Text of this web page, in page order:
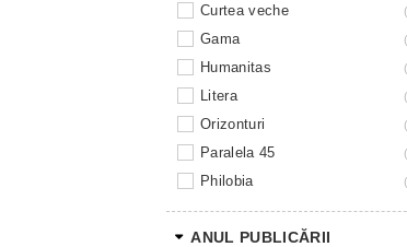
curtea veche
gama
humanitas
litera
orizonturi
paralela 45
philobia
polirom
sophia
ANUL PUBLICĂRII